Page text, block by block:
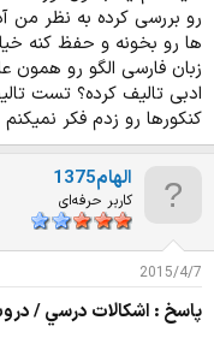
باشه چون اصن جمله یه
"کردن" در معنای "انجام
نداره. ---> احساس تو این
میکردند."
* بهتون شدیداً توصیه میکنم اگه
و نظرِ اون و فلان و بهمان؛ توضیحا
معروف زبان فارسی من هم خیلی
اوّل میخوندم شاید اصن سراغ اون دو
رو بررسی کرده به نظر من
ها رو بخونه و حفظ کنه
زبان فارسی الگو رو همون
ادبی تالیف کرده؟ تست
کنکورها رو زدم فکر
الهام1375
کاربر حرفه‌ای
2015/4/7
پاسخ : اشكالات درسي /